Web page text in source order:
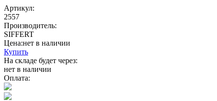
Артикул:
2557
Производитель:
SIFFERT
Цена:нет в наличии
Купить
На складе будет через:
нет в наличии
Оплата: